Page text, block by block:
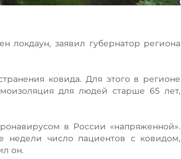
локдаун, заявил губернатор региона
ковида. Для этого в регионе
для людей старше 65 лет,
в России «напряженной».
недели число пациентов с ковидом,
он.